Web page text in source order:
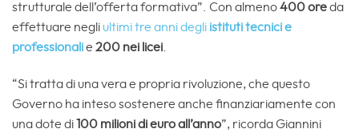
strutturale dell’offerta formativa”. Con almeno400 oreda
effettuare negli ultimi tre anni degli istituti tecnici e
professionalie 200 nei licei.
“Si tratta di una vera e propria rivoluzione, che questo
Governo ha inteso sostenere anche finanziariamente con
una dote di100 milioni di euroall’anno”, ricorda Giannini